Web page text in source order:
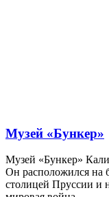
Музей «Бункер»
Музей «Бункер»
Он расположился на
столицей Пруссии и